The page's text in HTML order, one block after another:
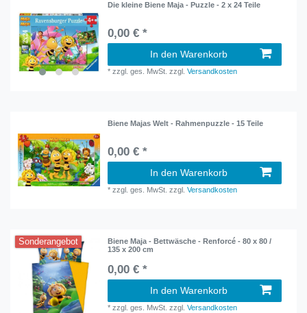
Die kleine Biene Maja - Puzzle - 2 x 24 Teile
0,00 € *
In den Warenkorb
*zzgl. ges. MwSt. zzgl.Versandkosten
Biene Majas Welt - Rahmenpuzzle - 15 Teile
0,00 € *
In den Warenkorb
*zzgl. ges. MwSt. zzgl.Versandkosten
Sonderangebot
Biene Maja - Bettwäsche - Renforcé - 80 x 80 /
135 x 200 cm
0,00 € *
In den Warenkorb
*zzgl. ges. MwSt. zzgl.Versandkosten